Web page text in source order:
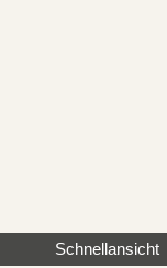
Schnellansicht